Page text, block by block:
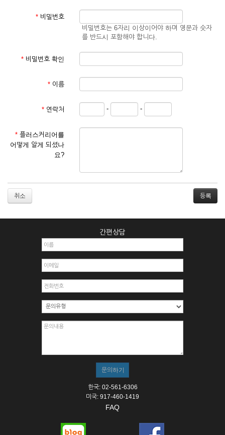
것으로 간주됩니다.
제3조 (약관의 외 준칙)
관계법령의 규정에 따릅니다.
① 서비스 이용계약은 서비스 이용 희망자가 본 약관에 동의한
를 심사, 승낙함으로써 성립하며, 회사는 신청자의 실명 확인 절
차를 밟을 수 있습니다.
② 회원가입시 입력한 ID는 변경할 수 없으며, 회원 1인당 한 개
의 ID가 발급됩니다. 부득이한 경우로 인해 변경하고자 하는 경
거절하거나 취소할 수 있으며, 실명으로 등록하지 않은 자의 일
2. 개인정보를 허위로 기재하여 신청할 경우
3. 경쟁 관게에 있는 이용자가 신청할 경우
4. 타인의 서비스 이용을 방해하거나, 정보를 도용한 경우
6. 이용자가 영업활동 또는 부정한 용도로 본 서비스를 이용할
7. 회사의 정보를 사전 승낙 없이 전재, 변조, 복사하여 이용하
8. 기타 회사가 정한 제반 사항을 위반하며 신청하는 경우
제5조 (서비스의 이용 및 중지)
② 시스템 점검, 교체 및 고장, 기술적인 이유, 국가비상사태, 정
스가 불가능할 경우 회사는 사전 공지나 예고 없이 서비스의 전
부 또는 일부를 일시적 또는 영구적으로 중지할 수 있습니다.
③ 기타 회사는 서비스를 제공할 수 없는 합당한 사유가 발생한
④ 회사는 제 2항 및 제 3항의 사유로 서비스의 제공이 일시적
여 배상하지 않습니다.
* 비밀번호
비밀번호는 6자리 이상이어야 하며 영문과 숫자
를 반드시 포함해야 합니다.
* 비밀번호 확인
* 이름
* 연락처 - -
* 플러스커리어를
어떻게 알게 되셨나
요?
취소
간편상담
한국: 02-561-6306
미국: 917-460-1419
FAQ